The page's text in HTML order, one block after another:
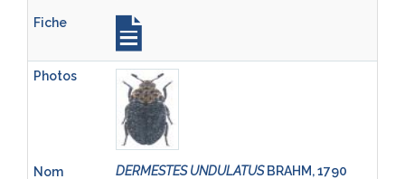
DERMESTES UNDULATUS BRAHM, 1790